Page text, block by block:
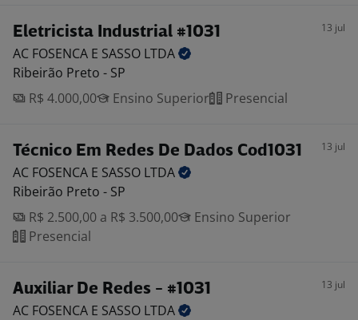
Eletricista Industrial #1031 13 jul
AC FOSENCA E SASSO LTDA
Ribeirão Preto - SP
R$ 4.000,00
Ensino Superior Presencial
Técnico Em Redes De Dados Cod1031 13 jul
AC FOSENCA E SASSO LTDA
Ribeirão Preto - SP
R$ 2.500,00 a R$ 3.500,00
Ensino Superior
Presencial
Auxiliar De Redes - #1031 13 jul
AC FOSENCA E SASSO LTDA